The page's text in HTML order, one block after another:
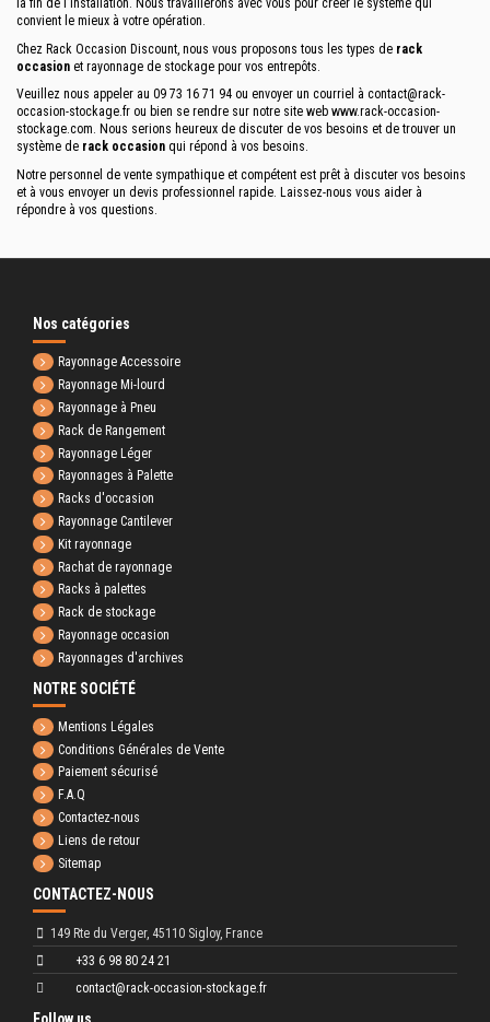
la fin de l'installation. Nous travaillerons avec vous pour créer le système qui
convient le mieux à votre opération.
Chez Rack Occasion Discount, nous vous proposons tous les types de rack
occasion et rayonnage de stockage pour vos entrepôts.
Veuillez nous appeler au 09 73 16 71 94 ou envoyer un courriel à contact@rack-
occasion-stockage.fr ou bien se rendre sur notre site web www.rack-occasion-
stockage.com. Nous serions heureux de discuter de vos besoins et de trouver un
système de rack occasion qui répond à vos besoins.
Notre personnel de vente sympathique et compétent est prêt à discuter vos besoins
et à vous envoyer un devis professionnel rapide. Laissez-nous vous aider à
répondre à vos questions.
Nos catégories
Rayonnage Accessoire
Rayonnage Mi-lourd
Rayonnage à Pneu
Rack de Rangement
Rayonnage Léger
Rayonnages à Palette
Racks d'occasion
Rayonnage Cantilever
Kit rayonnage
Rachat de rayonnage
Racks à palettes
Rack de stockage
Rayonnage occasion
Rayonnages d'archives
NOTRE SOCIÉTÉ
Mentions Légales
Conditions Générales de Vente
Paiement sécurisé
F.A.Q
Contactez-nous
Liens de retour
Sitemap
CONTACTEZ-NOUS
149 Rte du Verger, 45110 Sigloy, France
+33 6 98 80 24 21
contact@rack-occasion-stockage.fr
Follow us